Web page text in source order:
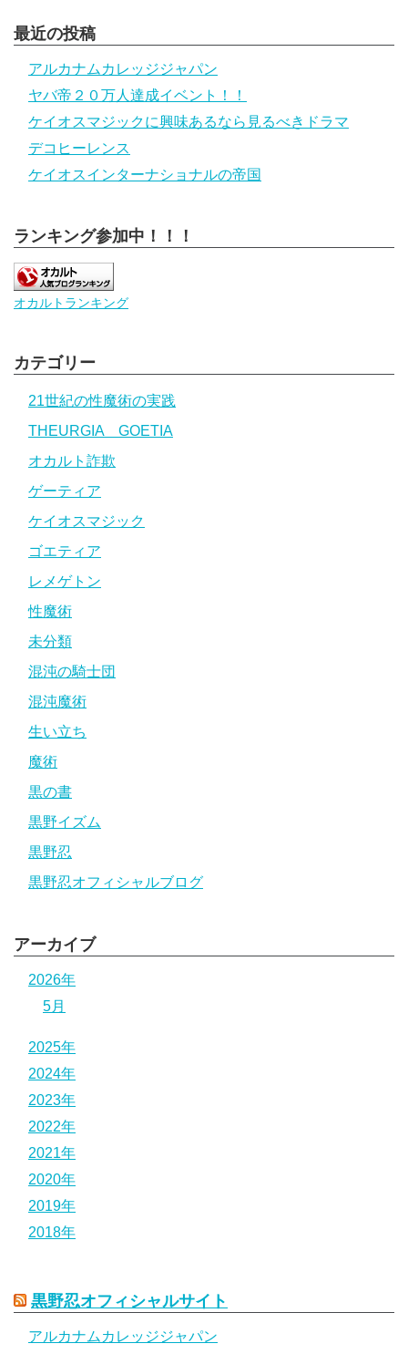
最近の投稿
アルカナムカレッジジャパン
ヤバ帝２０万人達成イベント！！
ケイオスマジックに興味あるなら見るべきドラマ
デコヒーレンス
ケイオスインターナショナルの帝国
ランキング参加中！！！
オカルトランキング
カテゴリー
21世紀の性魔術の実践
THEURGIA GOETIA
オカルト詐欺
ゲーティア
ケイオスマジック
ゴエティア
レメゲトン
性魔術
未分類
混沌の騎士団
混沌魔術
生い立ち
魔術
黒の書
黒野イズム
黒野忍
黒野忍オフィシャルブログ
アーカイブ
2026年
5月
2025年
2024年
2023年
2022年
2021年
2020年
2019年
2018年
黒野忍オフィシャルサイト
アルカナムカレッジジャパン